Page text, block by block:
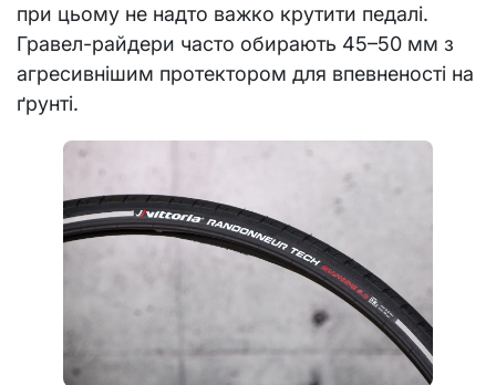
при цьому не надто важко крутити педалі.
Гравел-райдери часто обирають 45–50 мм з
агресивнішим протектором для впевненості на
ґрунті.